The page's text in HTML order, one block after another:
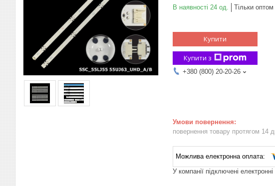
В наявності 24 од. Тільки оптом
Купити
Купити з
+380 (800) 20-20-26
повернення товару протягом 14
У компанії підключені